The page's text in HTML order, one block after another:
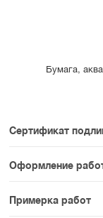
Бумага,
Сертификат
К каждому
прикладываем
раздела
Оформление
При покупке
оплатить
Примерка работ